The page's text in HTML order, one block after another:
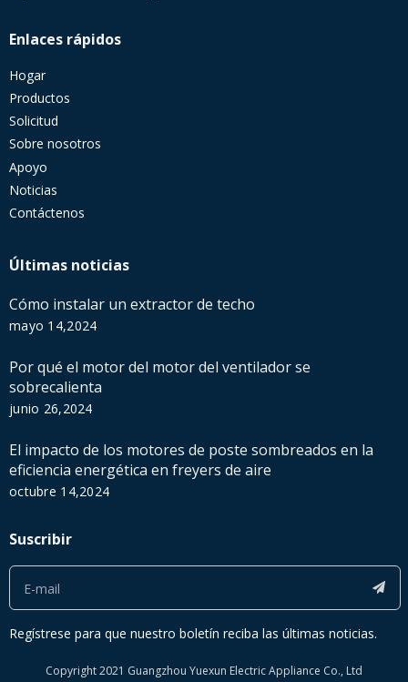
Enlaces rápidos
Hogar
Productos
Solicitud
Sobre nosotros
Apoyo
Noticias
Contáctenos
Últimas noticias
Cómo instalar un extractor de techo
mayo 14,2024
Por qué el motor del motor del ventilador se
sobrecalienta
junio 26,2024
El impacto de los motores de poste sombreados en la
eficiencia energética en freyers de aire
octubre 14,2024
Suscribir
Regístrese para que nuestro boletín reciba las últimas noticias.
Copyright 2021 Guangzhou Yuexun Electric Appliance Co., Ltd